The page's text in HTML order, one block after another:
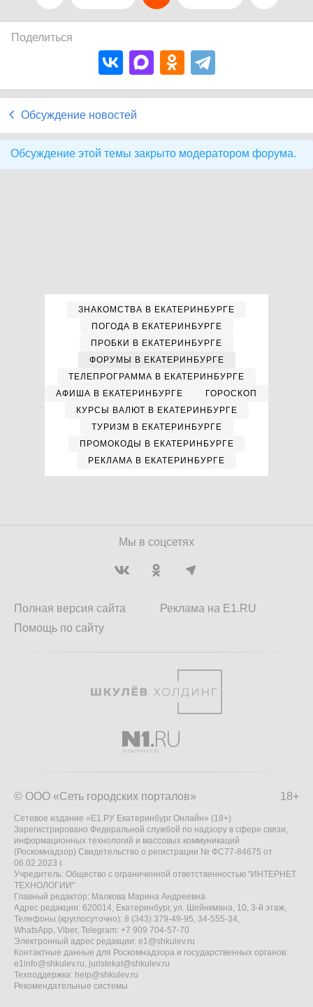
Поделиться
Обсуждение новостей
Обсуждение этой темы закрыто модератором форума.
ЗНАКОМСТВА В ЕКАТЕРИНБУРГЕ
ПОГОДА В ЕКАТЕРИНБУРГЕ
ПРОБКИ В ЕКАТЕРИНБУРГЕ
ФОРУМЫ В ЕКАТЕРИНБУРГЕ
ТЕЛЕПРОГРАММА В ЕКАТЕРИНБУРГЕ
АФИША В ЕКАТЕРИНБУРГЕ
ГОРОСКОП
КУРСЫ ВАЛЮТ В ЕКАТЕРИНБУРГЕ
ТУРИЗМ В ЕКАТЕРИНБУРГЕ
ПРОМОКОДЫ В ЕКАТЕРИНБУРГЕ
РЕКЛАМА В ЕКАТЕРИНБУРГЕ
Мы в соцсетях
Полная версия сайта
Помощь по сайту
Реклама на E1.RU
18+
© ООО «Сеть городских порталов»
Сетевое издание «Е1.РУ Екатеринбург Онлайн» (18+)
Зарегистрировано Федеральной службой по надзору в сфере связи,
информационных технологий и массовых коммуникаций
(Роскомнадзор) Свидетельство о регистрации № ФС77-84675 от
06.02.2023 г.
Учредитель: Общество с ограниченной ответственностью "ИНТЕРНЕТ
ТЕХНОЛОГИИ"
Главный редактор: Малкова Марина Андреевна
Адрес редакции: 620014, Екатеринбург, ул. Шейнкмана, 10, 3-й этаж,
Телефоны (круглосуточно): 8 (343) 379-49-95, 34-555-34,
WhatsApp, Viber, Telegram: +7 909 704-57-70
Электронный адрес редакции: e1@shkulev.ru
Контактные данные для Роскомнадзора и государственных органов:
e1info@shkulev.ru, juristekat@shkulev.ru
Техподдержка: help@shkulev.ru
Рекомендательные системы